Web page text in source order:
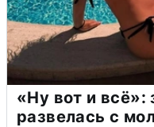
«Ну вот и
развелась с